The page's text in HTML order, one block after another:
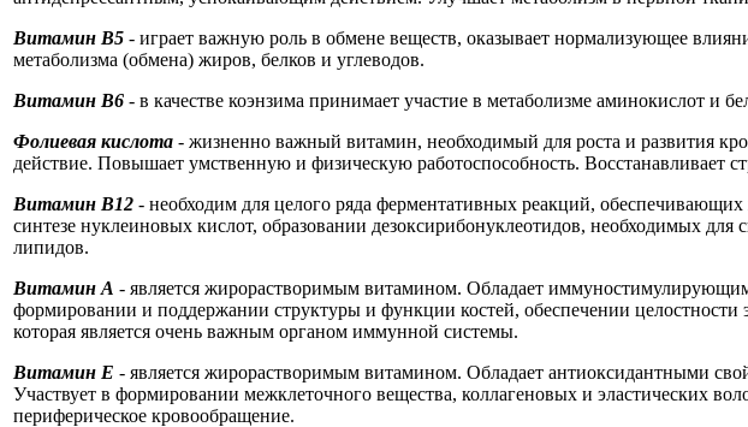
Витамин B5 - играет важную роль в обмене веществ, оказывает нормализующее
метаболизма (обмена) жиров, белков и углеводов.
Витамин B6 - в качестве коэнзима принимает участие в метаболизме аминокислот и
Фолиевая кислота - жизненно важный витамин, необходимый для роста и развития
действие. Повышает умственную и физическую работоспособность. Восстанавливает
Витамин B12 - необходим для целого ряда ферментативных реакций,
синтезе нуклеиновых кислот, образовании дезоксирибонуклеотидов, необходимых
липидов.
Витамин А - является жирорастворимым витамином. Обладает
формировании и поддержании структуры и функции костей, обеспечении
которая является очень важным органом иммунной системы.
Витамин Е - является жирорастворимым витамином. Обладает антиоксидантными
Участвует в формировании межклеточного вещества, коллагеновых и эластических
периферическое кровообращение.